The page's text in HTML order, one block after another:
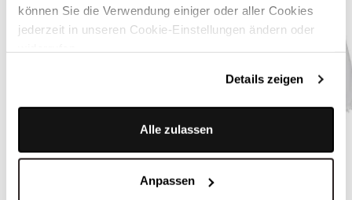
können Sie die Verwendung einiger oder aller Cookies
jederzeit in unseren Cookie-Einstellungen ändern oder
Details zeigen
Alle zulassen
Anpassen